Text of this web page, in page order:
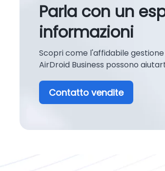
Parla con un
informazioni
Scopri come l'affidabile
AirDroid Business possono
Contatto vendite